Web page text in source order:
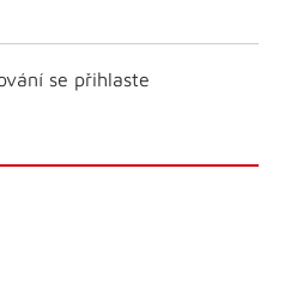
se přihlaste